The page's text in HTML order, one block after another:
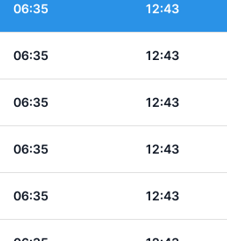
06:35 12:43
06:35 12:43
06:35 12:43
06:35 12:43
06:35 12:43